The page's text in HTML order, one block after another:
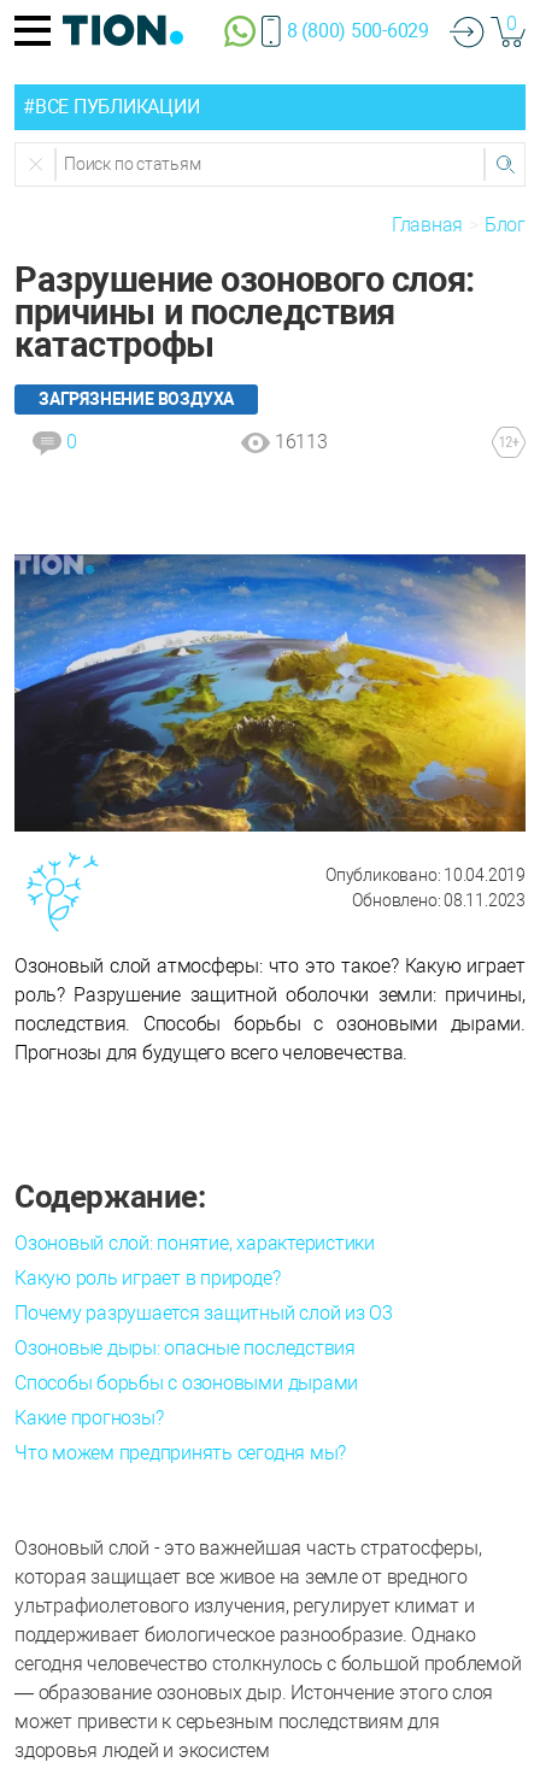
8 (800) 500-6029 0
#ВСЕ ПУБЛИКАЦИИ
Главная Блог
Разрушение озонового слоя:
причины и последствия
катастрофы
ЗАГРЯЗНЕНИЕ ВОЗДУХА
0 16113
Опубликовано: 10.04.2019
Обновлено: 08.11.2023
Озоновый слой атмосферы: что это такое? Какую играет
роль? Разрушение защитной оболочки земли: причины,
последствия. Способы борьбы с озоновыми дырами.
Прогнозы для будущего всего человечества.
Содержание:
Озоновый слой: понятие, характеристики
Какую роль играет в природе?
Почему разрушается защитный слой из О3
Озоновые дыры: опасные последствия
Способы борьбы с озоновыми дырами
Какие прогнозы?
Что можем предпринять сегодня мы?
Озоновый слой - это важнейшая часть стратосферы,
которая защищает все живое на земле от вредного
ультрафиолетового излучения, регулирует климат и
поддерживает биологическое разнообразие. Однако
сегодня человечество столкнулось с большой проблемой
— образование озоновых дыр. Истончение этого слоя
может привести к серьезным последствиям для
здоровья людей и экосистем